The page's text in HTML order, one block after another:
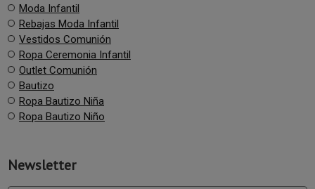
Moda Infantil
Rebajas Moda Infantil
Vestidos Comunión
Ropa Ceremonia Infantil
Outlet Comunión
Bautizo
Ropa Bautizo Niña
Ropa Bautizo Niño
Newsletter